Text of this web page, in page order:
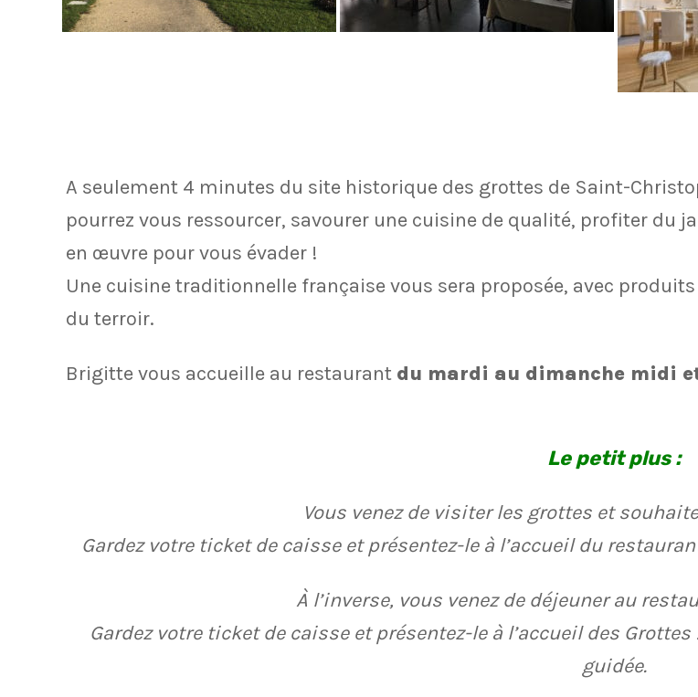
A seulement 4 minutes du site historique des grottes de Saint-
pourrez vous ressourcer, savourer une cuisine de qualité, profiter du
en œuvre pour vous évader !
Une cuisine traditionnelle française vous sera proposée, avec
du terroir.
Brigitte vous accueille au restaurant du mardi au dimanche midi
Le petit plus :
Vous venez de visiter les grottes et
Gardez votre ticket de caisse et présentez-le à l’accueil du
À l’inverse, vous venez de déjeuner au
Gardez votre ticket de caisse et présentez-le à l’accueil des
guidée.